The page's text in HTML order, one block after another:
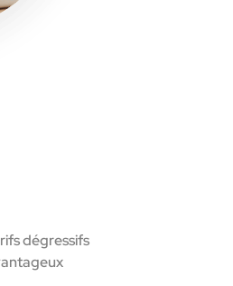
dégressifs